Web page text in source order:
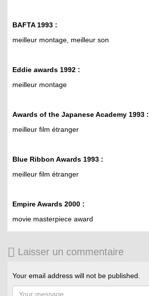
BAFTA 1993 :
meilleur montage, meilleur son
Eddie awards 1992 :
meilleur montage
Awards of the Japanese Academy 1993 :
meilleur film étranger
Blue Ribbon Awards 1993 :
meilleur film étranger
Empire Awards 2000 :
movie masterpiece award
Laisser un commentaire
Your email address will not be published.